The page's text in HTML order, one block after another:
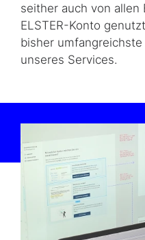
seither auch von allen
ELSTER-Konto
bisher
unseres Services.